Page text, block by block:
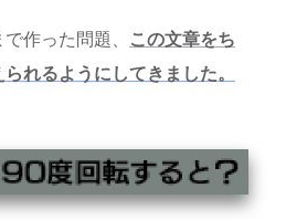
作った問題、
この文章をち
れるようにしてきました。